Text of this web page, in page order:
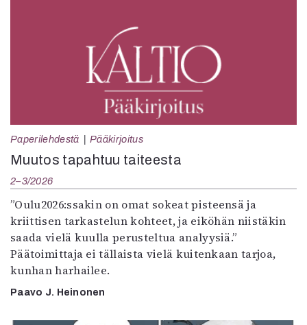
Paperilehdestä Pääkirjoitus
Muutos tapahtuu taiteesta
2–3/2026
”Oulu2026:ssakin on omat sokeat pisteensä ja
kriittisen tarkastelun kohteet, ja eiköhän niistäkin
saada vielä kuulla perusteltua analyysiä.”
Päätoimittaja ei tällaista vielä kuitenkaan tarjoa,
kunhan harhailee.
Paavo J. Heinonen